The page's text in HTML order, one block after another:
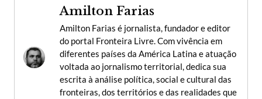
Amilton Farias
Amilton Farias é jornalista, fundador e editor
do portal Fronteira Livre. Com vivência em
diferentes países da América Latina e atuação
voltada ao jornalismo territorial, dedica sua
escrita à análise política, social e cultural das
fronteiras, dos territórios e das realidades que